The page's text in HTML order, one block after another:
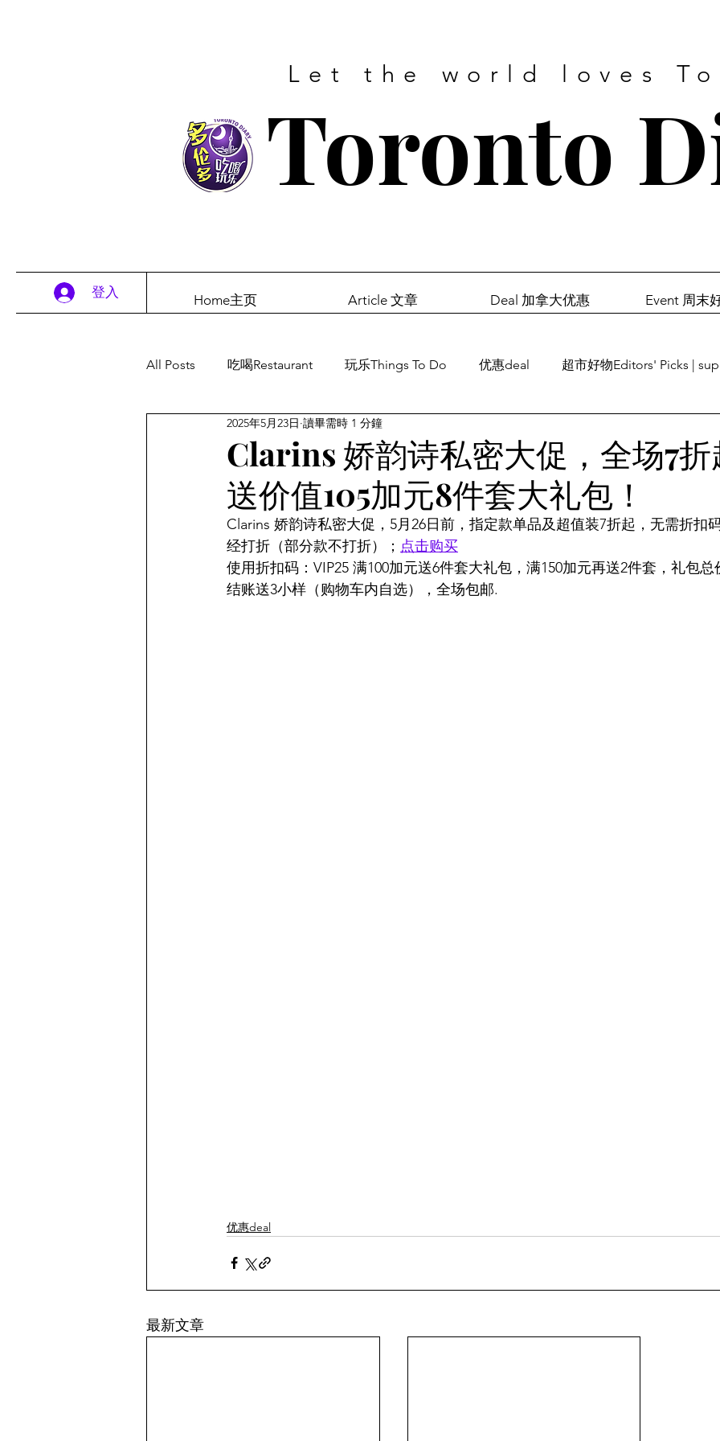
Let the world loves
Toronto
登入 Home主页 Article 文章 Deal 加拿大优惠 Event 周末
All Posts 吃喝Restaurant 玩乐Things To Do 优惠deal 超市好物Editors' Picks |
餐厅优惠Restaurant's Deals 潮流others
Clarins 娇韵诗私密大促，全场7
送价值105加元8件套大礼包！
2025年5月23日 讀畢需時 1 分鐘
Clarins 娇韵诗私密大促，5月26日前，指定款单品及超值装7折起，无需折扣
经打折（部分款不打折）； 点击购买
使用折扣码：VIP25 满100加元送6件套大礼包，满150加元再送2件套，礼包总
结账送3小样（购物车内自选），全场包邮.
优惠deal
最新文章